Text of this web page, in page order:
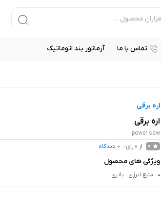
تماس با ما آرماتور بند اتوماتیک
اره برقی
اره برقی
power saw
0 از 0 رای 0 دیدگاه
ویژگی های محصول
منبع انرژی : باتری